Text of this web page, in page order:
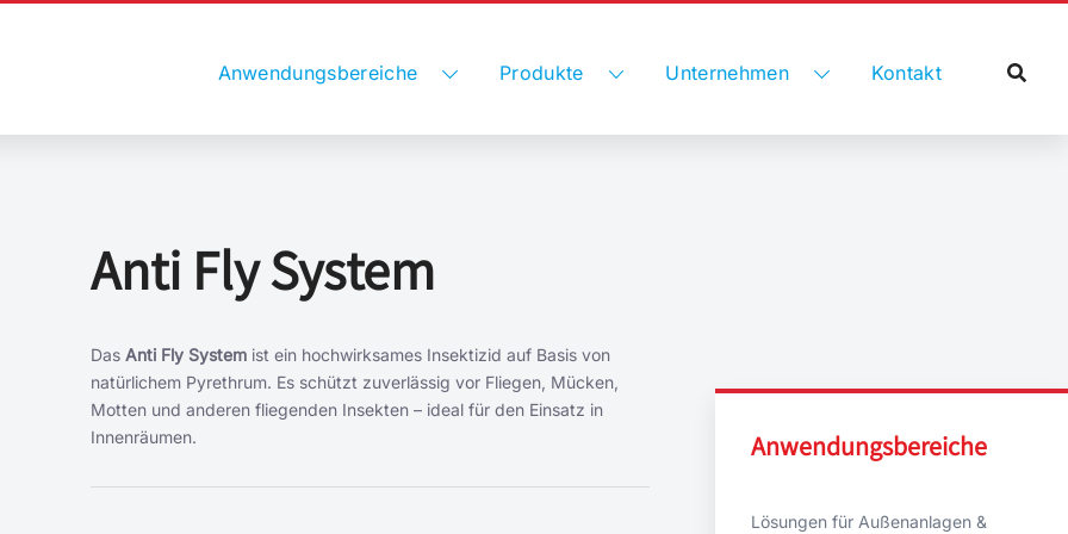
Anwendungsbereiche Produkte Unternehmen Kontakt
Anti Fly System
Das Anti Fly Systemist ein hochwirksames Insektizid auf Basis von
natürlichem Pyrethrum. Es schützt zuverlässig vor Fliegen, Mücken,
Motten und anderen fliegenden Insekten – ideal für den Einsatz in
Innenräumen.
Anwendungsbereiche
Lösungen für Außenanlagen &